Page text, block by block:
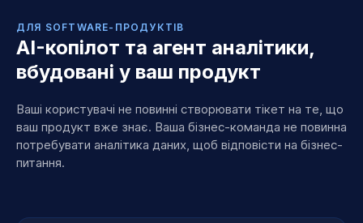
ДЛЯ SOFTWARE-ПРОДУКТІВ
AI-копілот та агент аналітики,
вбудовані у ваш продукт
Ваші користувачі не повинні створювати тікет на те, що
ваш продукт вже знає. Ваша бізнес-команда не повинна
потребувати аналітика даних, щоб відповісти на бізнес-
питання.